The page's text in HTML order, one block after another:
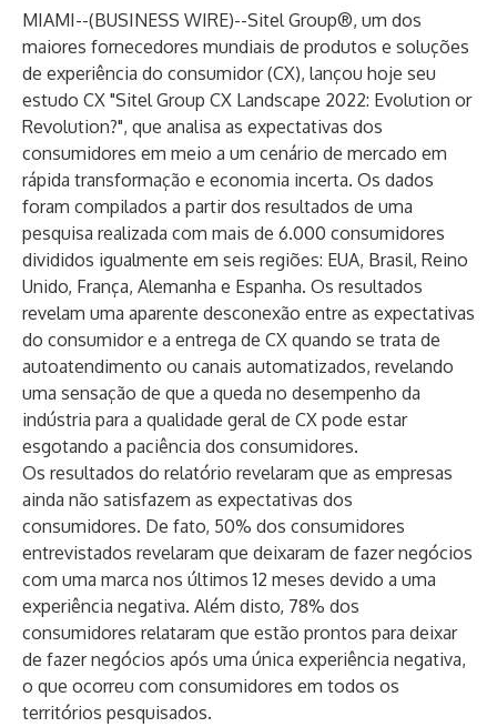
MIAMI--(BUSINESS WIRE)--Sitel Group®, um dos
maiores fornecedores mundiais de produtos e soluções
de experiência do consumidor (CX), lançou hoje seu
estudo CX "Sitel Group CX Landscape 2022: Evolution or
Revolution?", que analisa as expectativas dos
consumidores em meio a um cenário de mercado em
rápida transformação e economia incerta. Os dados
foram compilados a partir dos resultados de uma
pesquisa realizada com mais de 6.000 consumidores
divididos igualmente em seis regiões: EUA, Brasil, Reino
Unido, França, Alemanha e Espanha. Os resultados
revelam uma aparente desconexão entre as expectativas
do consumidor e a entrega de CX quando se trata de
autoatendimento ou canais automatizados, revelando
uma sensação de que a queda no desempenho da
indústria para a qualidade geral de CX pode estar
esgotando a paciência dos consumidores.
Os resultados do relatório revelaram que as empresas
ainda não satisfazem as expectativas dos
consumidores. De fato, 50% dos consumidores
entrevistados revelaram que deixaram de fazer negócios
com uma marca nos últimos 12 meses devido a uma
experiência negativa. Além disto, 78% dos
consumidores relataram que estão prontos para deixar
de fazer negócios após uma única experiência negativa,
o que ocorreu com consumidores em todos os
territórios pesquisados.